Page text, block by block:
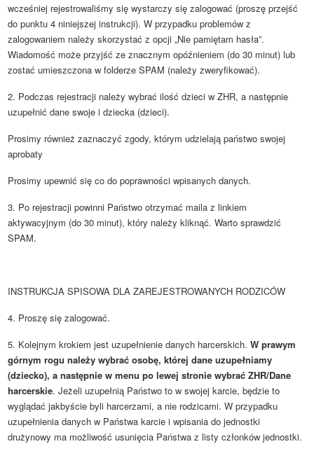
wcześniej rejestrowaliśmy się wystarczy się zalogować (proszę przejść
do punktu 4 niniejszej instrukcji). W przypadku problemów z
zalogowaniem należy skorzystać z opcji „Nie pamiętam hasła”.
Wiadomość może przyjść ze znacznym opóźnieniem (do 30 minut) lub
zostać umieszczona w folderze SPAM (należy zweryfikować).
2. Podczas rejestracji należy wybrać ilość dzieci w ZHR, a następnie
uzupełnić dane swoje i dziecka (dzieci).
Prosimy również zaznaczyć zgody, którym udzielają państwo swojej
aprobaty
Prosimy upewnić się co do poprawności wpisanych danych.
3. Po rejestracji powinni Państwo otrzymać maila z linkiem
aktywacyjnym (do 30 minut), który należy kliknąć. Warto sprawdzić
SPAM.
INSTRUKCJA SPISOWA DLA ZAREJESTROWANYCH RODZICÓW
4. Proszę się zalogować.
5. Kolejnym krokiem jest uzupełnienie danych harcerskich.W prawym
górnym rogu należy wybrać osobę, której dane uzupełniamy
(dziecko), a następnie w menu po lewej stronie wybrać ZHR/Dane
harcerskie. Jeżeli uzupełnią Państwo to w swojej karcie, będzie to
wyglądać jakbyście byli harcerzami, a nie rodzicami. W przypadku
uzupełnienia danych w Państwa karcie i wpisania do jednostki
drużynowy ma możliwość usunięcia Państwa z listy członków jednostki.